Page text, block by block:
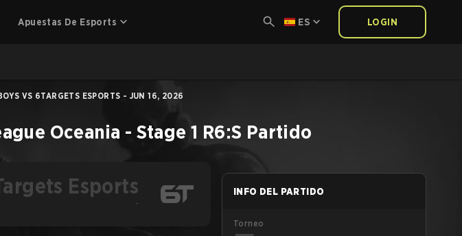
Apuestas De Esports ES LOGIN
VS 6TARGETS ESPORTS - JUN 16, 2026
Oceania - Stage 1 R6:S Partido
Esports
-
INFO DEL PARTIDO
Torneo